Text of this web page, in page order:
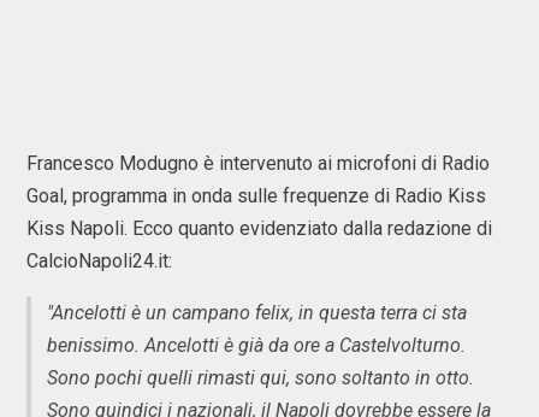
Francesco Modugno è intervenuto ai microfoni di Radio
Goal, programma in onda sulle frequenze di Radio Kiss
Kiss Napoli. Ecco quanto evidenziato dalla redazione di
CalcioNapoli24.it:
"Ancelotti è un campano felix, in questa terra ci sta
benissimo. Ancelotti è già da ore a Castelvolturno.
Sono pochi quelli rimasti qui, sono soltanto in otto.
Sono quindici i nazionali, il Napoli dovrebbe essere la